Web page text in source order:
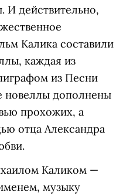
И действительно,
Калика составили
каждая из
из Песни
новеллы дополнены
прохожих, а
отца Александра
Каликом —
музыку